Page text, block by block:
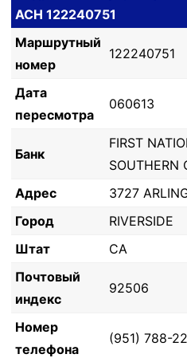
ACH 122240751
Маршрутный
номер
122240751
Дата
пересмотра
060613
Банк
FIRST
SOUTHERN
Адрес
3727
Город
RIVERSIDE
Штат
CA
Почтовый
индекс
92506
Номер
телефона
(951) 788-